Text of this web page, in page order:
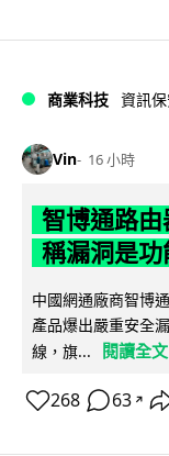
商業科技 資訊
Vin 16 小時
智博通路
稱漏洞是功
中國網通廠商智博
產品爆出嚴重安全
線，旗...
閱讀全文
268 63 ↗